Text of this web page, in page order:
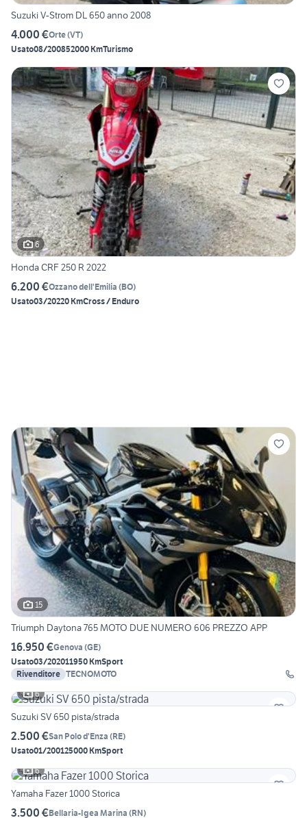
Suzuki V-Strom DL 650 anno 2008
4.000 €Orte(VT)
Usato08/200852000 KmTurismo
6
Honda CRF 250 R 2022
6.200 €Ozzano dell'Emilia (BO)
Usato03/20220 KmCross / Enduro
15
Triumph Daytona 765 MOTO DUE NUMERO 606 PREZZO APP
16.950 €Genova (GE)
Usato03/202011950 KmSport
Rivenditore TECNOMOTO
6
Suzuki SV 650 pista/strada
2.500 €San Polo d'Enza (RE)
Usato01/200125000 KmSport
6
Yamaha Fazer 1000 Storica
3.500 €Bellaria-Igea Marina (RN)